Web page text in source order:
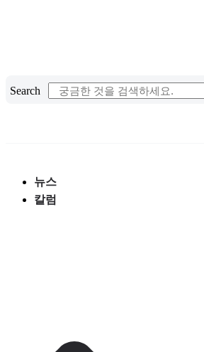
건
Search
뉴스
칼럼